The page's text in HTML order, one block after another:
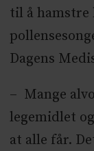
til å hamstre
Dagens
– Mange
legemidlet
at alle får.